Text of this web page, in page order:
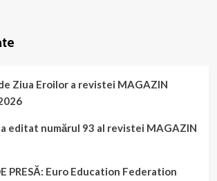
Ziua Eroilor a revistei MAGAZIN
editat numărul 93 al revistei MAGAZIN
PRESĂ: Euro Education Federation